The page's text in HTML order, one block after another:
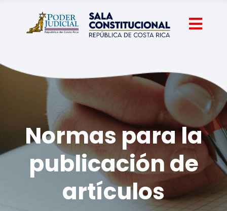
Normas para la
publicación de
artículos